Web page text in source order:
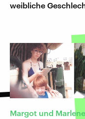
weibliche
Margot und Marlene